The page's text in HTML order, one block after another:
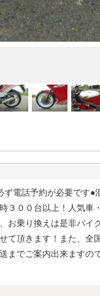
電話予約が必要です●
３００台以上！人気車
お乗り換えは是非バイ
て頂きます！また、全
までご案内出来ますの